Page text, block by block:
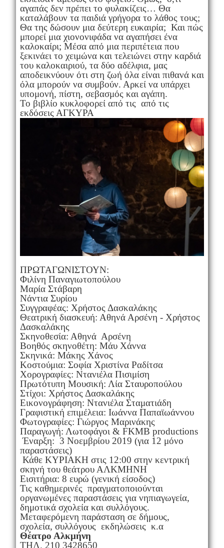
αγαπάς δεν πρέπει το φυλακίζεις… Θα
καταλάβουν τα παιδιά γρήγορα το λάθος τους;
Θα της δώσουν μια δεύτερη ευκαιρία; Και πώς
μπορεί μια χιονονιφάδα να αγαπήσει ένα
καλοκαίρι; Μέσα από μια περιπέτεια που
ξεκινάει το χειμώνα και τελειώνει στην καρδιά
του καλοκαιριού, τα δύο αδέλφια, μας
αποδεικνύουν ότι στη ζωή όλα είναι πιθανά και
όλα μπορούν να συμβούν. Αρκεί να υπάρχει
υπομονή, πίστη, σεβασμός και αγάπη.
Το βιβλίο κυκλοφορεί από τις από τις
εκδόσεις ΑΓΚΥΡΑ
ΠΡΩΤΑΓΩΝΙΣΤΟΥΝ:
Φιλίνη Παναγιωτοπούλου
Μαρία Στάβαρη
Νάντια Συρίου
Συγγραφέας: Χρήστος Δασκαλάκης
Θεατρική διασκευή: Αθηνά Αρσένη - Χρήστος
Δασκαλάκης
Σκηνοθεσία: Αθηνά Αρσένη
Βοηθός σκηνοθέτη: Mάυ Χάννα
Σκηνικά: Μάκης Χάνος
Κοστούμια: Σοφία Χριστίνα Ραδίτσα
Χορογραφίες: Ντανιέλα Πισιμίση
Πρωτότυπη Μουσική: Λία Σταυρoπούλου
Στίχοι: Χρήστος Δασκαλάκης
Εικονογράφηση: Nτανιέλα Σταματιάδη
Γραφιστική επιμέλεια: Ιωάννα Παπαϊωάννου
Φωτογραφίες: Γιώργος Μαρινάκης
Παραγωγή: Λωτοφάγοι & FKMB productions
Έναρξη: 3 Νοεμβρίου 2019 (για 12 μόνο
παραστάσεις)
Κάθε ΚΥΡΙΑΚΗ στις 12:00 στην κεντρική
σκηνή του θεάτρου ΑΛΚΜΗΝΗ
Εισιτήρια: 8 ευρώ (γενική είσοδος)
Τις καθημερινές πραγματοποιούνται
οργανωμένες παραστάσεις για νηπιαγωγεία,
δημοτικά σχολεία και συλλόγους.
Μεταφερόμενη παράσταση σε δήμους,
σχολεία, συλλόγους εκδηλώσεις κ.α
Θέατρο Αλκμήνη
ΤΗΛ. 210 3428650